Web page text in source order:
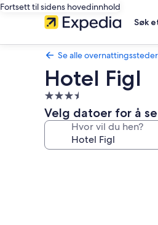
Fortsett til sidens hovedinnhold
Søk
Se alle overnattingssteder
Hotel Figl
Overnattingssted
med
3.5
stjerner
Velg datoer for å
Hvor vil du hen?